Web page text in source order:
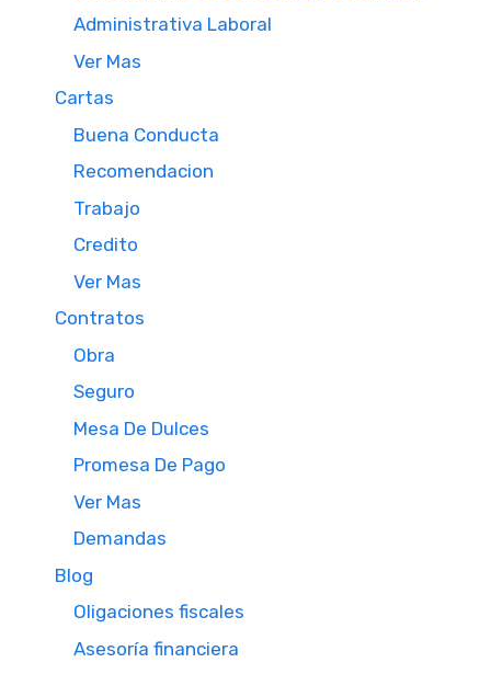
Administrativa Laboral
Ver Mas
Cartas
Buena Conducta
Recomendacion
Trabajo
Credito
Ver Mas
Contratos
Obra
Seguro
Mesa De Dulces
Promesa De Pago
Ver Mas
Demandas
Blog
Oligaciones fiscales
Asesoría financiera